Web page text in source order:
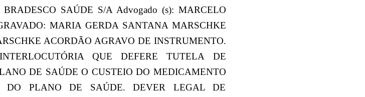
BRADESCO SAÚDE S/A Advogado (s): MARCELO
MARIA GERDA SANTANA MARSCHKE
ACORDÃO AGRAVO DE INSTRUMENTO.
QUE DEFERE TUTELA DE
DE SAÚDE O CUSTEIO DO MEDICAMENTO
DO PLANO DE SAÚDE. DEVER LEGAL DE